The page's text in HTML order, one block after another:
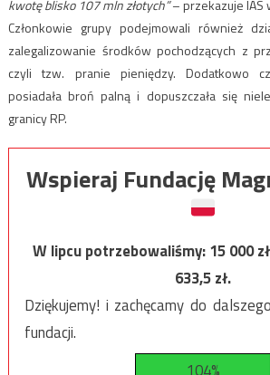
kwotę blisko 107 mln złotych”– przekazuje IAS
Członkowie grupy podejmowali również
zalegalizowanie środków pochodzących z
czyli tzw. pranie pieniędzy. Dodatkowo
posiadała broń palną i dopuszczała się
granicy RP.
Wspieraj Fundację
W lipcu potrzebowaliśmy:15 000
633,5zł.
Dziękujemy! i zachęcamy do
fundacji.